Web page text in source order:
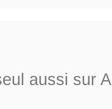
aussi sur